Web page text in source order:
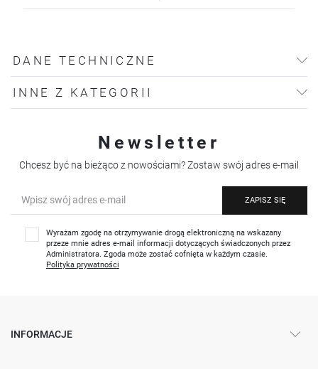
DANE TECHNICZNE
INNE Z KATEGORII
Newsletter
Chcesz być na bieżąco z nowościami? Zostaw swój adres e-mail
ZAPISZ SIĘ
Wyrażam zgodę na otrzymywanie drogą elektroniczną na wskazany
przeze mnie adres e-mail informacji dotyczących świadczonych przez
Administratora. Zgoda może zostać cofnięta w każdym czasie.
Polityka prywatności
INFORMACJE